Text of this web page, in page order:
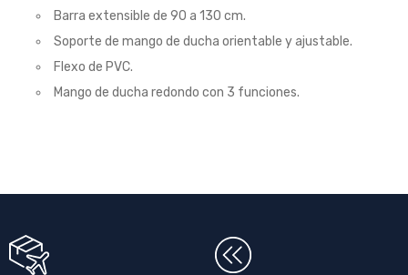
Barra extensible de 90 a 130 cm.
Soporte de mango de ducha orientable y ajustable.
Flexo de PVC.
Mango de ducha redondo con 3 funciones.